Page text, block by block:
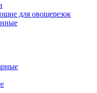
для овощерезок